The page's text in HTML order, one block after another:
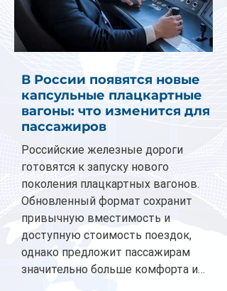
В России появятся новые
капсульные плацкартные
вагоны: что изменится для
пассажиров
Российские железные дороги
готовятся к запуску нового
поколения плацкартных вагонов.
Обновленный формат сохранит
привычную вместимость и
доступную стоимость поездок,
однако предложит пассажирам
значительно больше комфорта и